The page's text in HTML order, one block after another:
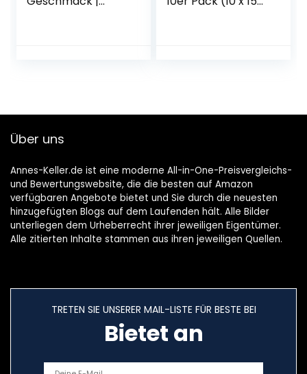
Über uns
Annes-Keller.de ist eine moderne All-in-One-Preisvergleichs-
und Bewertungswebsite, die die besten auf Amazon
verfügbaren Angebote bietet und Sie durch die neuesten
hinzugefügten Blogs auf dem Laufenden hält. Alle Bilder
unterliegen dem Urheberrecht ihrer jeweiligen Eigentümer.
Alle zitierten Inhalte stammen aus ihren jeweiligen Quellen.
TRETEN SIE UNSERER MAIL-LISTE FÜR BESTE BEI
Bietet an